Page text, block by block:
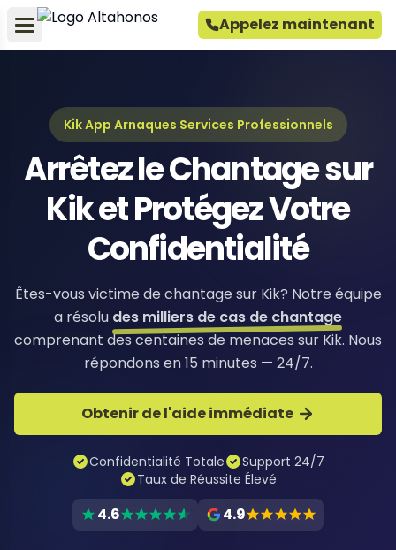
Appelez maintenant
Kik App Arnaques Services Professionnels
Arrêtez le Chantage sur
Kik et Protégez Votre
Confidentialité
Êtes-vous victime de chantage sur Kik? Notre équipe
a résolu des milliers de cas de chantage
comprenant des centaines de menaces sur Kik. Nous
répondons en 15 minutes — 24/7.
Obtenir de l'aide immédiate
Confidentialité Totale
Support 24/7
Taux de Réussite Élevé
4.6 4.9